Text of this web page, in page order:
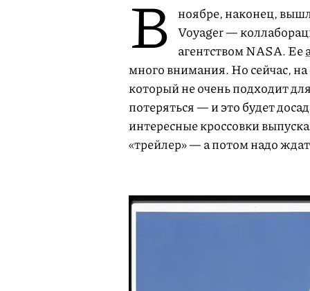
В ноябре, наконец,
Voyager —
агентством NASA. Ее
много внимания. Но сейчас,
который не очень подходит
потеряться — и это будет
интересные кроссовки
«трейлер» — а потом надо